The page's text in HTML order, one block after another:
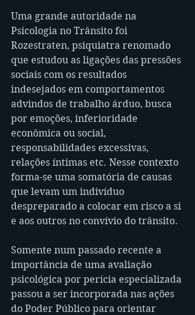
Uma grande autoridade na
Psicologia no Trânsito foi
Rozestraten, psiquiatra renomado
que estudou as ligações das pressões
sociais com os resultados
indesejados em comportamentos
advindos de trabalho árduo, busca
por emoções, inferioridade
econômica ou social,
responsabilidades excessivas,
relações íntimas etc. Nesse contexto
forma-se uma somatória de causas
que levam um indivíduo
despreparado a colocar em risco a si
e aos outros no convívio do trânsito.
Somente num passado recente a
importância de uma avaliação
psicológica por perícia especializada
passou a ser incorporada nas ações
do Poder Público para orientar